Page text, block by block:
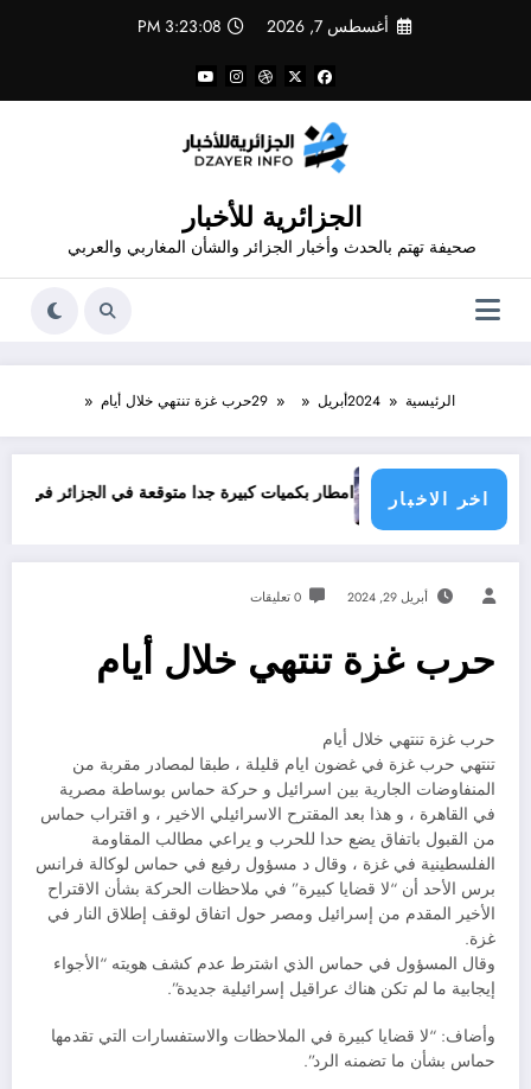
أغسطس 7, 2026 3:23:08 PM
الجزائرية للأخبار
صحيفة تهتم بالحدث وأخبار الجزائر والشأن المغاربي والعربي
الرئيسية 2024أبريل 29حرب غزة تنتهي خلال أيام
اخر الاخبارامطار بكميات كبيرة جدا متوقعة في الجزائر في شهري سبتمبر و
أبريل 29, 2024 0 تعليقات
حرب غزة تنتهي خلال أيام
حرب غزة تنتهي خلال أيام
تنتهي حرب غزة في غضون ايام قليلة ، طبقا لمصادر مقربة من
المنفاوضات الجارية بين اسرائيل و حركة حماس بوساطة مصرية
في القاهرة ، و هذا بعد المقترح الاسرائيلي الاخير ، و اقتراب حماس
من القبول باتفاق يضع حدا للحرب و يراعي مطالب المقاومة
الفلسطينية في غزة ، وقال د مسؤول رفيع في حماس لوكالة فرانس
برس الأحد أن “لا قضايا كبيرة” في ملاحظات الحركة بشأن الاقتراح
الأخير المقدم من إسرائيل ومصر حول اتفاق لوقف إطلاق النار في
غزة.
وقال المسؤول في حماس الذي اشترط عدم كشف هويته “الأجواء
إيجابية ما لم تكن هناك عراقيل إسرائيلية جديدة”.
وأضاف: “لا قضايا كبيرة في الملاحظات والاستفسارات التي تقدمها
حماس بشأن ما تضمنه الرد”.